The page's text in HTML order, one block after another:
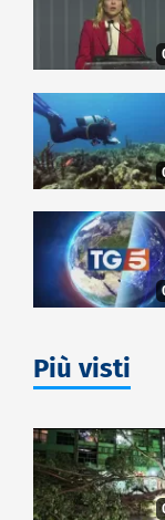
Più visti